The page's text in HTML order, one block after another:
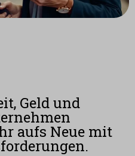
Geld und
aufs Neue mit